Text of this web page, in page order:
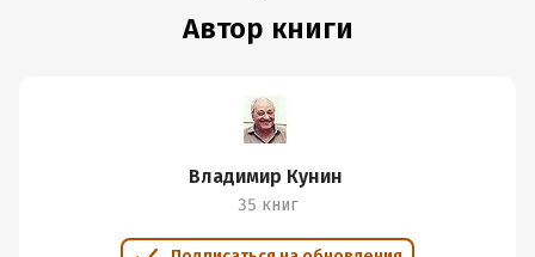
Автор книги
Владимир Кунин
35 книг